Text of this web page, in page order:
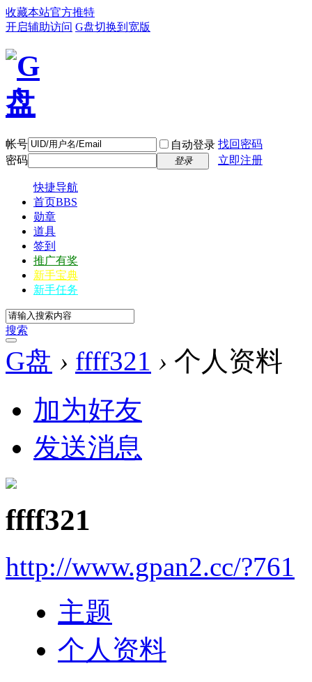
收藏本站官方推特
开启辅助访问 G盘切换到宽版
帐号 自动登录 找回密码
密码
登录 立即注册
快捷导航
首页BBS
勋章
道具
签到
推广有奖
新手宝典
新手任务
搜索
G盘 › ffff321 › 个人资料
加为好友
发送消息
ffff321
http://www.gpan2.cc/?761
主题
个人资料